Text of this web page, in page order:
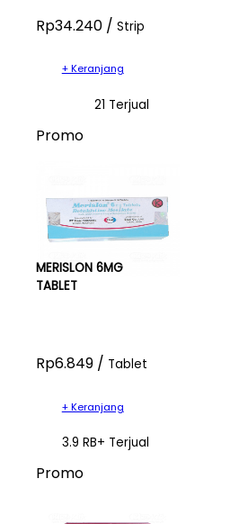
Rp34.240 / Strip
+ Keranjang
21 Terjual
Promo
MERISLON 6MG
TABLET
Rp6.849 / Tablet
+ Keranjang
3.9 RB+ Terjual
Promo